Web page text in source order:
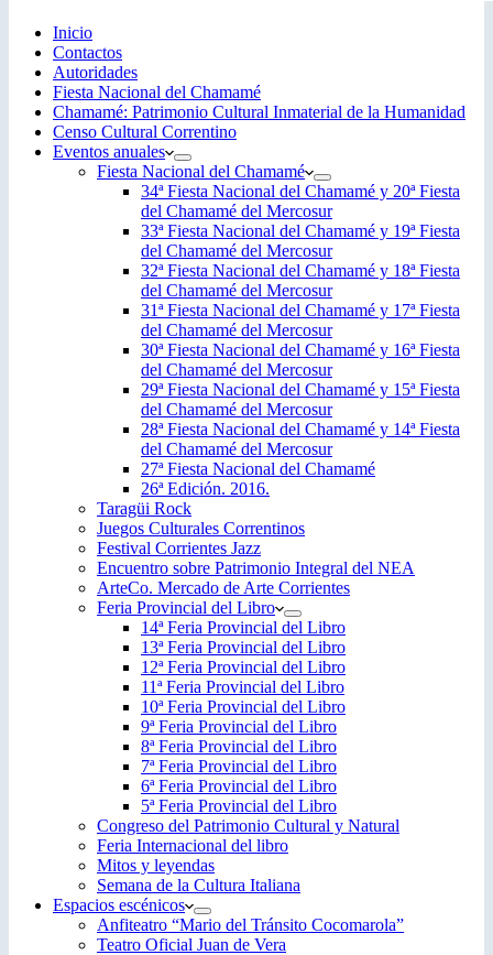
Inicio
Contactos
Autoridades
Fiesta Nacional del Chamamé
Chamamé: Patrimonio Cultural Inmaterial de la Humanidad
Censo Cultural Correntino
Eventos anuales
Fiesta Nacional del Chamamé
34ª Fiesta Nacional del Chamamé y 20ª Fiesta
del Chamamé del Mercosur
33ª Fiesta Nacional del Chamamé y 19ª Fiesta
del Chamamé del Mercosur
32ª Fiesta Nacional del Chamamé y 18ª Fiesta
del Chamamé del Mercosur
31ª Fiesta Nacional del Chamamé y 17ª Fiesta
del Chamamé del Mercosur
30ª Fiesta Nacional del Chamamé y 16ª Fiesta
del Chamamé del Mercosur
29ª Fiesta Nacional del Chamamé y 15ª Fiesta
del Chamamé del Mercosur
28ª Fiesta Nacional del Chamamé y 14ª Fiesta
del Chamamé del Mercosur
27ª Fiesta Nacional del Chamamé
26ª Edición. 2016.
Taragüi Rock
Juegos Culturales Correntinos
Festival Corrientes Jazz
Encuentro sobre Patrimonio Integral del NEA
ArteCo. Mercado de Arte Corrientes
Feria Provincial del Libro
14ª Feria Provincial del Libro
13ª Feria Provincial del Libro
12ª Feria Provincial del Libro
11ª Feria Provincial del Libro
10ª Feria Provincial del Libro
9ª Feria Provincial del Libro
8ª Feria Provincial del Libro
7ª Feria Provincial del Libro
6ª Feria Provincial del Libro
5ª Feria Provincial del Libro
Congreso del Patrimonio Cultural y Natural
Feria Internacional del libro
Mitos y leyendas
Semana de la Cultura Italiana
Espacios escénicos
Anfiteatro “Mario del Tránsito Cocomarola”
Teatro Oficial Juan de Vera